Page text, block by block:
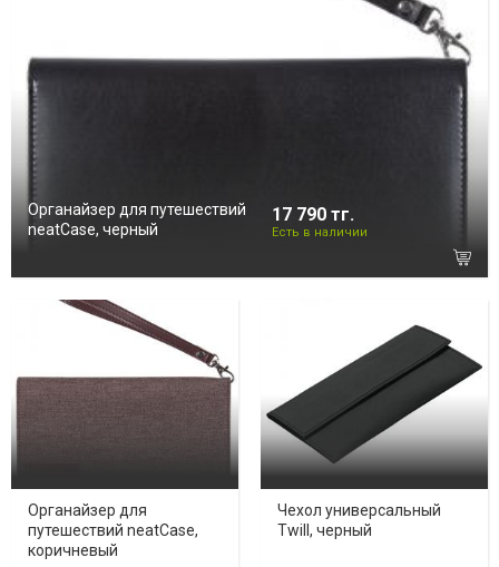
Органайзер для путешествий
neatCase, черный
17 790 тг.
Есть в наличии
Органайзер для
путешествий neatCase,
коричневый
Чехол универсальный
Twill, черный